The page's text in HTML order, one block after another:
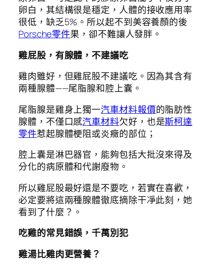
卵白，其結構很是穩定，人體的接收應用率
很低，缺乏5%。所以起不到美容養顏的後
Porsche零件果，卻不難讓人發胖。
雞屁股，有腺體，不建議吃
雞肉雖好，但雞屁股不建議吃。因為其含有
兩種腺體——尾脂腺和腔上囊。
尾脂腺是雞身上獨一汽車材料報價的脂肪性
腺體，不僅口感汽車材料欠好，也是斯柯達
零件惹起腺體梗阻或炎癥的部位；
腔上囊是淋巴器官，能夠包括大批沒來得及
分化的病原體和代謝廢物。
所以雞屁股最好還是不要吃，若實在喜歡，
必定要將這兩種腺體徹底摘除干凈此刻，她
看到了什麼？。
吃雞的常見錯誤，千萬別犯
雞湯比雞肉更營養？